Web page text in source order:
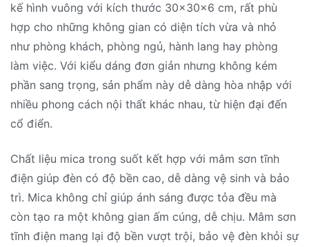
kế hình vuông với kích thước 30x30x6 cm, rất phù
hợp cho những không gian có diện tích vừa và nhỏ
như phòng khách, phòng ngủ, hành lang hay phòng
làm việc. Với kiểu dáng đơn giản nhưng không kém
phần sang trọng, sản phẩm này dễ dàng hòa nhập với
nhiều phong cách nội thất khác nhau, từ hiện đại đến
cổ điển.
Chất liệu mica trong suốt kết hợp với mâm sơn tĩnh
điện giúp đèn có độ bền cao, dễ dàng vệ sinh và bảo
trì. Mica không chỉ giúp ánh sáng được tỏa đều mà
còn tạo ra một không gian ấm cúng, dễ chịu. Mâm sơn
tĩnh điện mang lại độ bền vượt trội, bảo vệ đèn khỏi sự